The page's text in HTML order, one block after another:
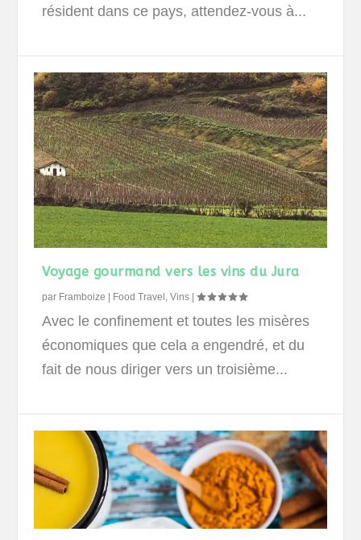
résident dans ce pays, attendez-vous à...
Voyage gourmand vers les vins du Jura
par Framboize Food Travel ,Vins |
Avec le confinement et toutes les misères
économiques que cela a engendré, et du
fait de nous diriger vers un troisième...